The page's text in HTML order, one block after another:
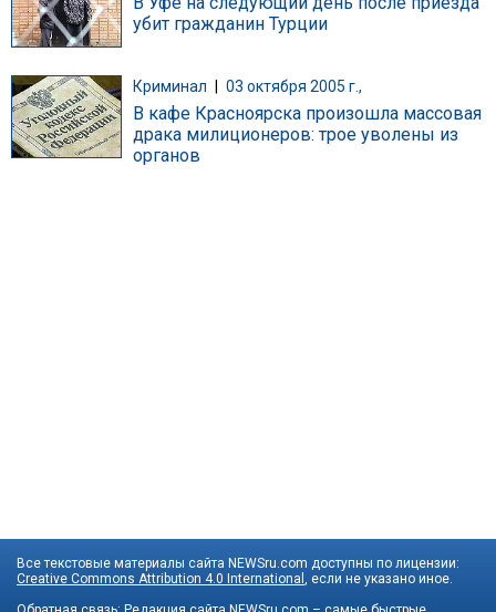
убит гражданин Турции
Криминал 03 октября 2005 г.,
В кафе Красноярска произошла массовая
драка милиционеров: трое уволены из
органов
Все текстовые материалы сайта NEWSru.com доступны по лицензии:
Creative Commons Attribution 4.0 International , если не указано иное.